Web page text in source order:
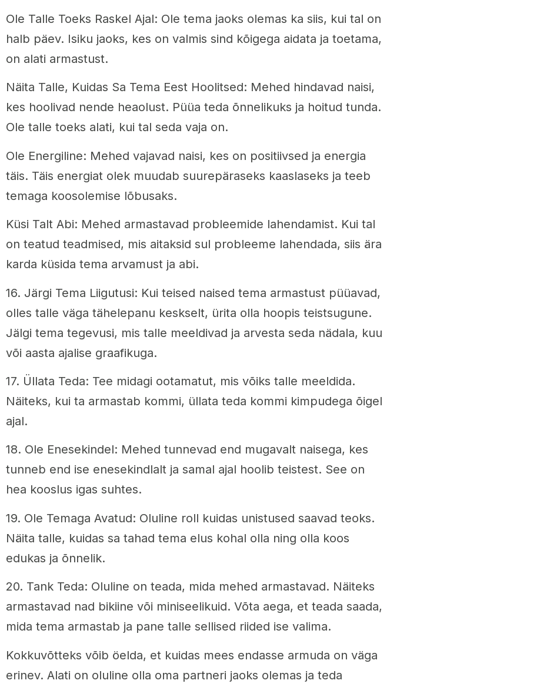
Ole Talle Toeks Raskel Ajal: Ole tema jaoks olemas ka siis, kui tal on
halb päev. Isiku jaoks, kes on valmis sind kõigega aidata ja toetama,
on alati armastust.
Näita Talle, Kuidas Sa Tema Eest Hoolitsed: Mehed hindavad naisi,
kes hoolivad nende heaolust. Püüa teda õnnelikuks ja hoitud tunda.
Ole talle toeks alati, kui tal seda vaja on.
Ole Energiline: Mehed vajavad naisi, kes on positiivsed ja energia
täis. Täis energiat olek muudab suurepäraseks kaaslaseks ja teeb
temaga koosolemise lõbusaks.
Küsi Talt Abi: Mehed armastavad probleemide lahendamist. Kui tal
on teatud teadmised, mis aitaksid sul probleeme lahendada, siis ära
karda küsida tema arvamust ja abi.
16. Järgi Tema Liigutusi: Kui teised naised tema armastust püüavad,
olles talle väga tähelepanu keskselt, ürita olla hoopis teistsugune.
Jälgi tema tegevusi, mis talle meeldivad ja arvesta seda nädala, kuu
või aasta ajalise graafikuga.
17. Üllata Teda: Tee midagi ootamatut, mis võiks talle meeldida.
Näiteks, kui ta armastab kommi, üllata teda kommi kimpudega õigel
ajal.
18. Ole Enesekindel: Mehed tunnevad end mugavalt naisega, kes
tunneb end ise enesekindlalt ja samal ajal hoolib teistest. See on
hea kooslus igas suhtes.
19. Ole Temaga Avatud: Oluline roll kuidas unistused saavad teoks.
Näita talle, kuidas sa tahad tema elus kohal olla ning olla koos
edukas ja õnnelik.
20. Tank Teda: Oluline on teada, mida mehed armastavad. Näiteks
armastavad nad bikiine või miniseelikuid. Võta aega, et teada saada,
mida tema armastab ja pane talle sellised riided ise valima.
Kokkuvõtteks võib öelda, et kuidas mees endasse armuda on väga
erinev. Alati on oluline olla oma partneri jaoks olemas ja teda